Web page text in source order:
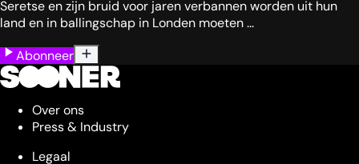
Seretse en zijn bruid voor jaren verbannen worden uit hun
land en in ballingschap in Londen moeten ...
Abonneer
Over ons
Press & Industry
Legaal